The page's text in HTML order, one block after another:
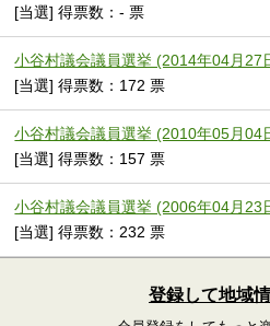
[当選] 得票数：- 票
小谷村議会議員選挙 (2014年04月27
[当選] 得票数：172 票
小谷村議会議員選挙 (2010年05月04
[当選] 得票数：157 票
小谷村議会議員選挙 (2006年04月23
[当選] 得票数：232 票
登録して地域